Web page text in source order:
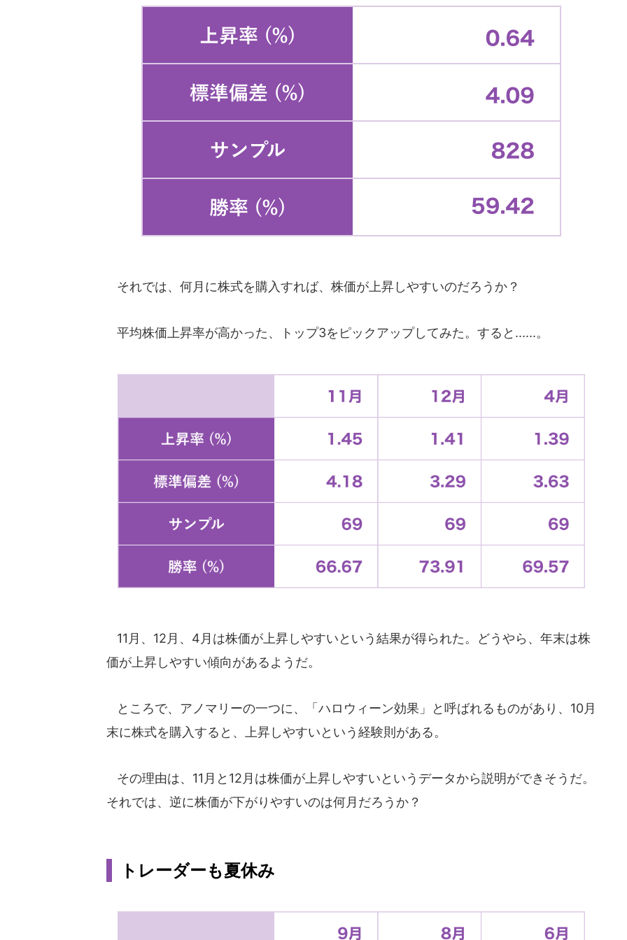
それでは、何月に株式を購入すれば、株価が上昇しやすいのだろうか？
平均株価上昇率が高かった、トップ3をピックアップしてみた。すると......。
11月、12月、4月は株価が上昇しやすいという結果が得られた。どうやら、年末は株
価が上昇しやすい傾向があるようだ。
ところで、アノマリーの一つに、「ハロウィーン効果」と呼ばれるものがあり、10月
末に株式を購入すると、上昇しやすいという経験則がある。
その理由は、11月と12月は株価が上昇しやすいというデータから説明ができそうだ。
それでは、逆に株価が下がりやすいのは何月だろうか？
トレーダーも夏休み